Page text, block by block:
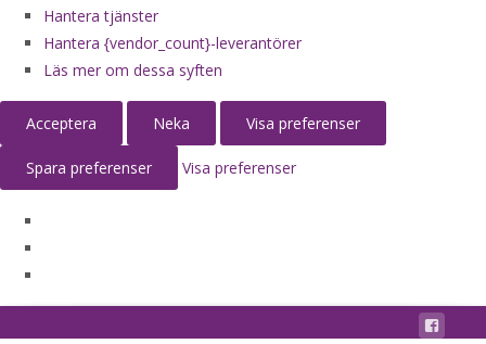
Hantera tjänster
Hantera {vendor_count}-leverantörer
Läs mer om dessa syften
Acceptera Neka Visa preferenser
Spara preferenser Visa preferenser